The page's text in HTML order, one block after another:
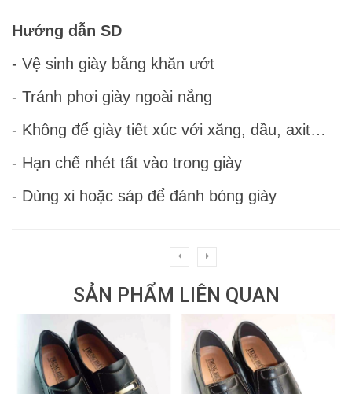
Hướng dẫn SD
- Vệ sinh giày bằng khăn ướt
- Tránh phơi giày ngoài nắng
- Không để giày tiết xúc với xăng, dầu, axit…
- Hạn chế nhét tất vào trong giày
- Dùng xi hoặc sáp để đánh bóng giày
SẢN PHẨM LIÊN QUAN